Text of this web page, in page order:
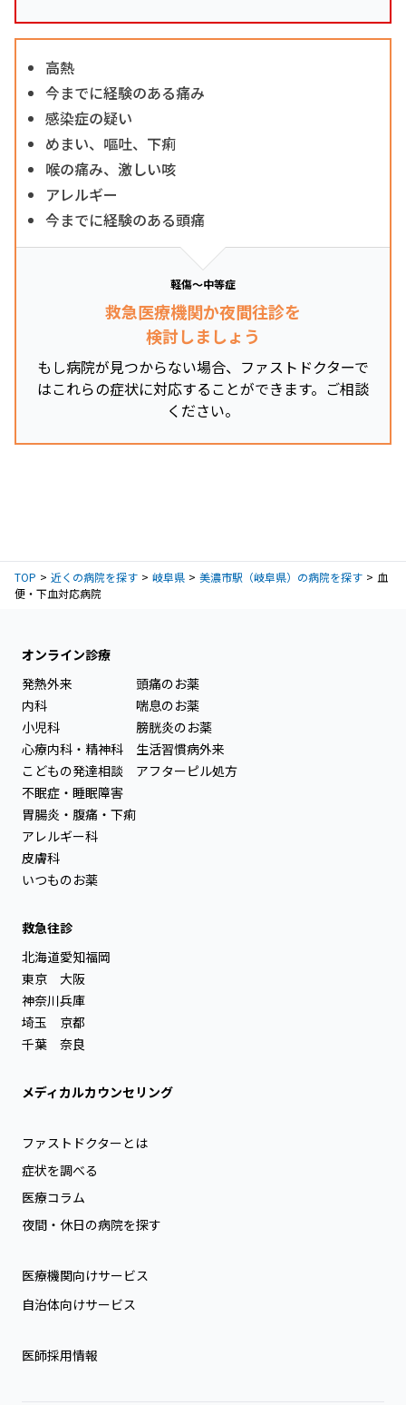
高熱
今までに経験のある痛み
感染症の疑い
めまい、嘔吐、下痢
喉の痛み、激しい咳
アレルギー
今までに経験のある頭痛
軽傷～中等症
救急医療機関か夜間往診を
検討しましょう
もし病院が見つからない場合、ファストドクターで
はこれらの症状に対応することができます。ご相談
ください。
TOP 近くの病院を探す 岐阜県 美濃市駅（岐阜県）の病院を探す
血
便・下血対応病院
オンライン診療
発熱外来
内科
小児科
心療内科・精神科
こどもの発達相談
不眠症・睡眠障害
胃腸炎・腹痛・下痢
アレルギー科
皮膚科
いつものお薬
頭痛のお薬
喘息のお薬
膀胱炎のお薬
生活習慣病外来
アフターピル処方
救急往診
北海道
東京
神奈川
埼玉
千葉
愛知
大阪
兵庫
京都
奈良
福岡
メディカルカウンセリング
ファストドクターとは
症状を調べる
医療コラム
夜間・休日の病院を探す
医療機関向けサービス
自治体向けサービス
医師採用情報